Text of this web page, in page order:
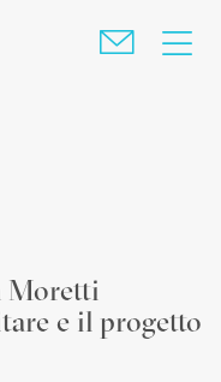
Moretti
e il progetto